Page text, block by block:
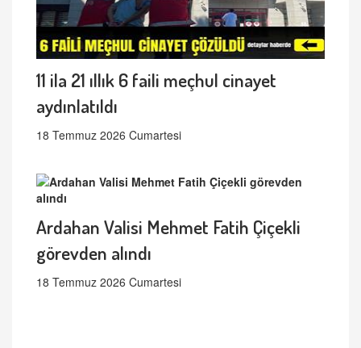
11 ila 21 ıllık 6 faili meçhul cinayet
aydınlatıldı
18 Temmuz 2026 Cumartesi
Ardahan Valisi Mehmet Fatih Çiçekli
görevden alındı
18 Temmuz 2026 Cumartesi